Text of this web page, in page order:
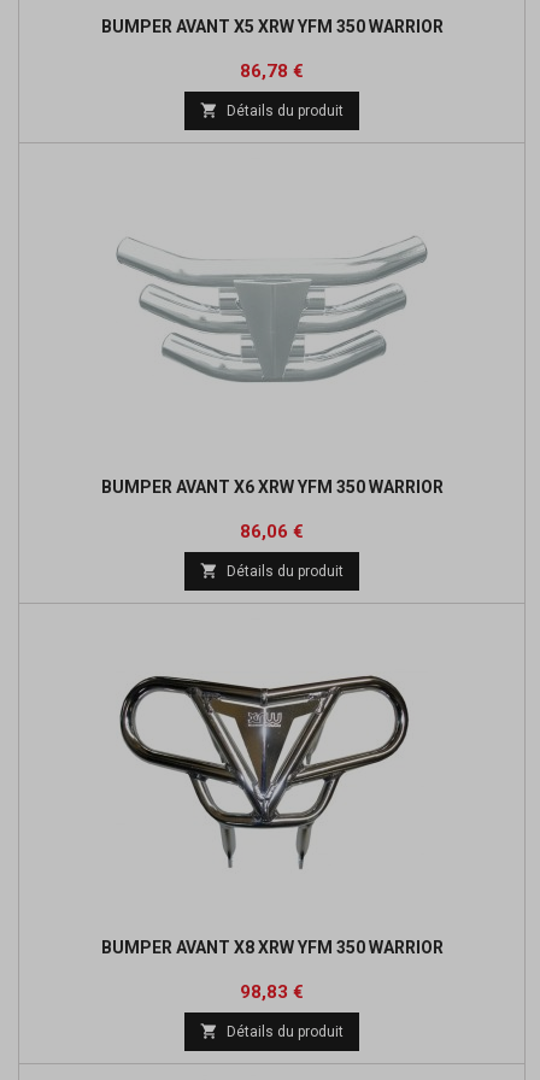
BUMPER AVANT X5 XRW YFM 350 WARRIOR
Prix
86,78 €
base
 Détails du produit
BUMPER AVANT X6 XRW YFM 350 WARRIOR
Prix
86,06 €
base
 Détails du produit
BUMPER AVANT X8 XRW YFM 350 WARRIOR
Prix
98,83 €
base
 Détails du produit